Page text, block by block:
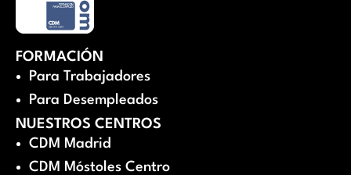
FORMACIÓN
Para Trabajadores
Para Desempleados
NUESTROS CENTROS
CDM Madrid
CDM Móstoles Centro